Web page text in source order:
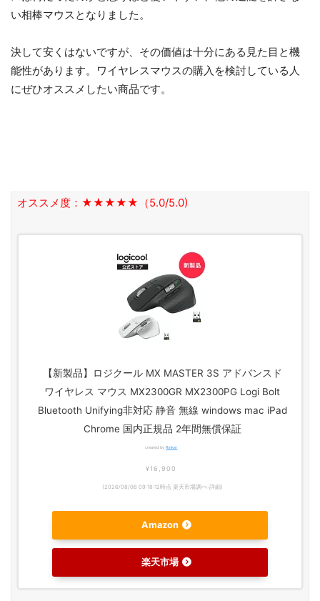
い相棒マウスとなりました。
決して安くはないですが、その価値は十分にある見た目と機
能性があります。ワイヤレスマウスの購入を検討している人
にぜひオススメしたい商品です。
オススメ度：★★★★★（5.0/5.0)
【新製品】ロジクール MX MASTER 3S アドバンスド
ワイヤレス マウス MX2300GR MX2300PG Logi Bolt
Bluetooth Unifying非対応 静音 無線 windows mac iPad
Chrome 国内正規品 2年間無償保証
created byRinker
¥16,900
(2026/08/06 09:18:12時点 楽天市場調べ-詳細)
Amazon
楽天市場